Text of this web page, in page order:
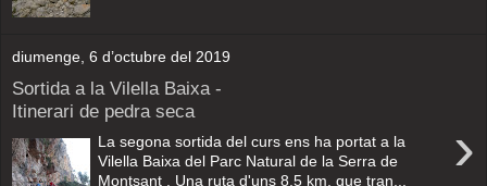
diumenge, 6 d’octubre del 2019
Sortida a la Vilella Baixa -
Itinerari de pedra seca
›
La segona sortida del curs ens ha portat a la
Vilella Baixa del Parc Natural de la Serra de
Montsant . Una ruta d'uns 8,5 km, que tran...